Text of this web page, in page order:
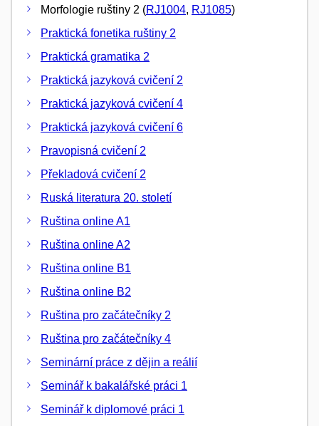
Morfologie ruštiny 2 (RJ1004, RJ1085)
Praktická fonetika ruštiny 2
Praktická gramatika 2
Praktická jazyková cvičení 2
Praktická jazyková cvičení 4
Praktická jazyková cvičení 6
Pravopisná cvičení 2
Překladová cvičení 2
Ruská literatura 20. století
Ruština online A1
Ruština online A2
Ruština online B1
Ruština online B2
Ruština pro začátečníky 2
Ruština pro začátečníky 4
Seminární práce z dějin a reálií
Seminář k bakalářské práci 1
Seminář k diplomové práci 1